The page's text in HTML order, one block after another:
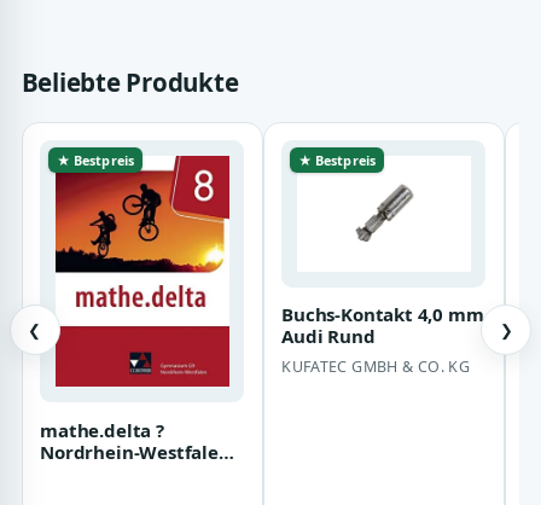
Beliebte Produkte
❮
★ Bestpreis
mathe.delta ?
Nordrhein-Westfalen /
★ Bestpreis
Buchs-Kontakt 4,0 mm
Audi Rund
KUFATEC GMBH & CO. KG
❯